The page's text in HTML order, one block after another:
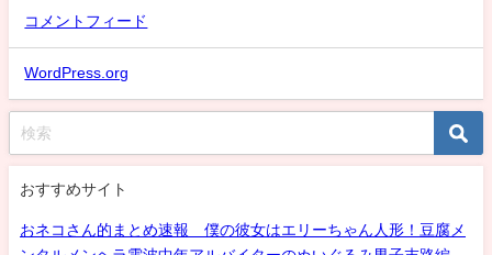
コメントフィード
WordPress.org
おすすめサイト
おネコさん的まとめ速報 僕の彼女はエリーちゃん人形！豆腐メ